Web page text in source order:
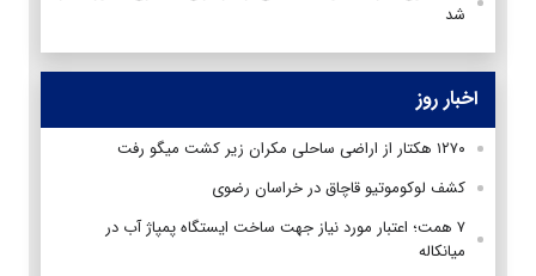
شد
اخبار روز
۱۲۷۰ هکتار از اراضی ساحلی مکران زیر کشت میگو رفت
کشف لوکوموتیو قاچاق در خراسان رضوی
۷ همت؛ اعتبار مورد نیاز جهت ساخت ایستگاه پمپاژ آب در
میانکاله